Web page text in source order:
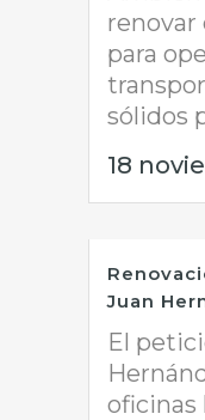
renovar
para
sólidos
18
Juan
El
oficinas